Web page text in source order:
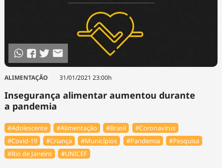
ALIMENTAÇÃO 31/01/2021 23:00h
Insegurança alimentar aumentou durante
a pandemia
#Adolescente #Alimentação #Brasil
#Coronavírus
#Covid-19
#Criança #Municípios #Pandemia
#Pesquisa
#Rio de Janeiro
#UNICEF